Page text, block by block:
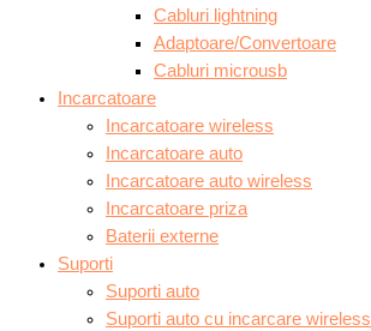
Cabluri lightning
Adaptoare/Convertoare
Cabluri microusb
Incarcatoare
Incarcatoare wireless
Incarcatoare auto
Incarcatoare auto wireless
Incarcatoare priza
Baterii externe
Suporti
Suporti auto
Suporti auto cu incarcare wireless